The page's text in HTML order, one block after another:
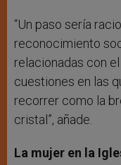
“Un paso sería
reconocimiento
relacionadas con
cuestiones en las
recorrer como la
cristal”, añade.
La mujer en la